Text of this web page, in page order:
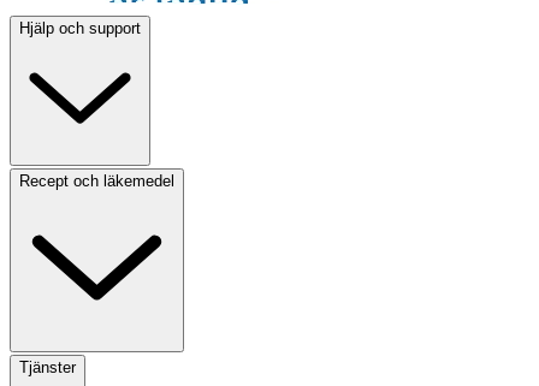
Hjälp och support
Recept och läkemedel
Tjänster